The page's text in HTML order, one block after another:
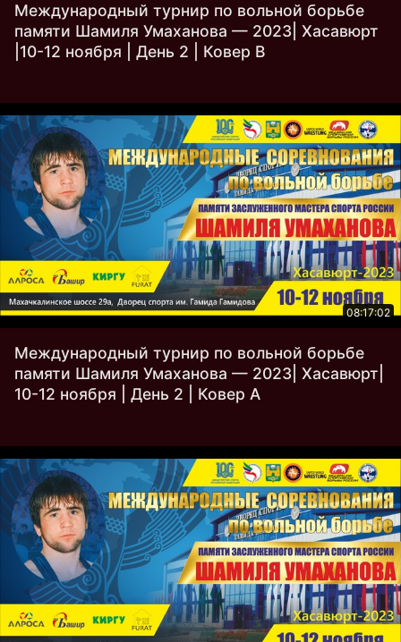
Международный турнир по вольной борьбе
памяти Шамиля Умаханова — 2023| Хасавюрт
|10-12 ноября | День 2 | Ковер B
08:17:02
Международный турнир по вольной борьбе
памяти Шамиля Умаханова — 2023| Хасавюрт|
10-12 ноября | День 2 | Ковер A